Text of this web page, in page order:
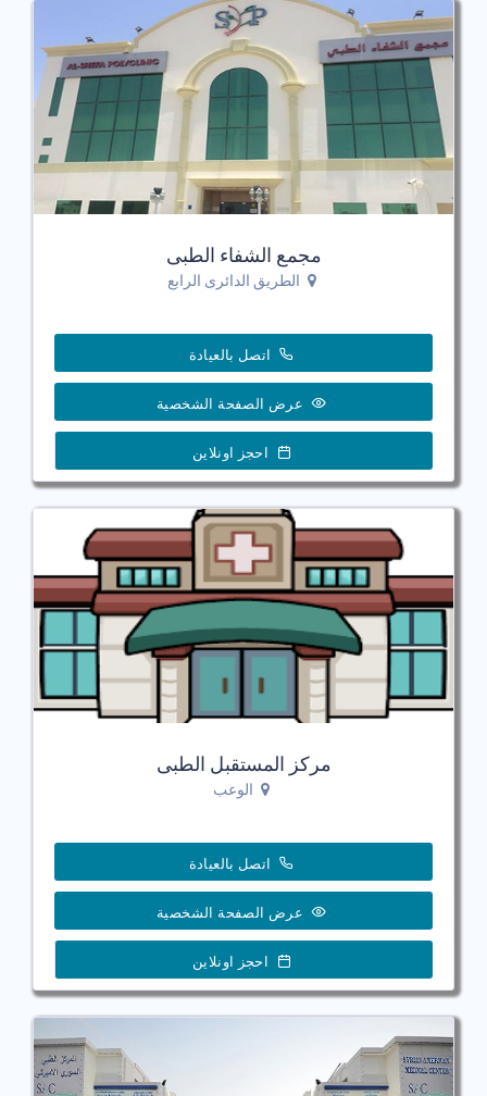
مجمع الشفاء الطبى
الطريق الدائرى الرابع
اتصل بالعيادة
عرض الصفحة الشخصية
احجز اونلاين
مركز المستقبل الطبى
الوعب
اتصل بالعيادة
عرض الصفحة الشخصية
احجز اونلاين